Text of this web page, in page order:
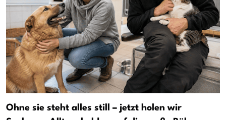
Ohne sie steht alles still – jetzt holen wir